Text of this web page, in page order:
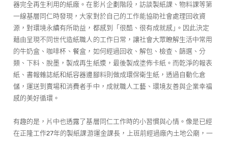
器完全再生利用的紙廠。在影片企劃階段，訪談製紙課、物料課等第
一線基層同仁時發現，大家對於自己的工作能協助社會處理回收資
源，對環境永續有所助益，都感到「很酷、很有成就感｣。因此決定
藉由呈現不同世代造紙職人的工作日常，讓社會大眾瞭解生活中常用
的牛奶盒、咖啡杯、餐盒，如何經過回收、解包、檢查、篩選、分
類、下料、脫墨，製成再生紙漿，最後製成塗佈卡紙。而乾淨的報表
紙、書報雜誌紙和紙容器邊腳料則做成環保衛生紙，透過自動化倉
儲，運送到賣場和消費者手中，成就職人工藝、環境友善與企業幸福
感的美好循環。
有趣的是，片中也透露了基層同仁工作時的小習慣與心情。像是已經
在正隆工作27年的製紙課游運金課長，上班前經過廠內土地公廟，一